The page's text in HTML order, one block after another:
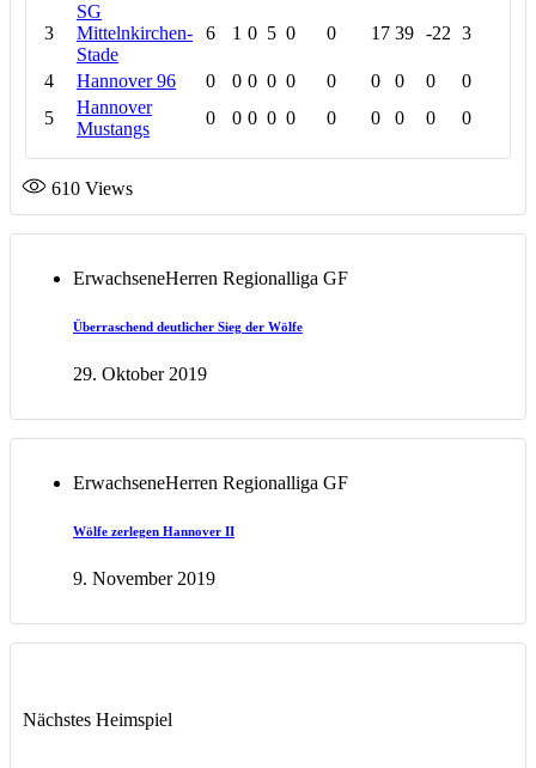
3
SG
Mittelnkirchen-
Stade
6 1 0 5 0 0 17 39 -22 3
4 Hannover 96 0 0 0 0 0 0 0 0 0
0
5
Hannover
Mustangs
0 0 0 0 0 0 0 0 0 0
610 Views
ErwachseneHerren Regionalliga GF
Überraschend deutlicher Sieg der Wölfe
29. Oktober 2019
ErwachseneHerren Regionalliga GF
Wölfe zerlegen Hannover II
9. November 2019
Nächstes Heimspiel